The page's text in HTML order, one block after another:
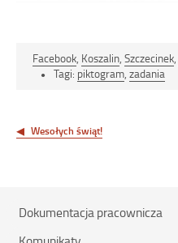
Facebook, Koszalin, Szczecinek,
Tagi: piktogram, zadania
wpisu
Wesołych świąt!
Dokumentacja pracownicza